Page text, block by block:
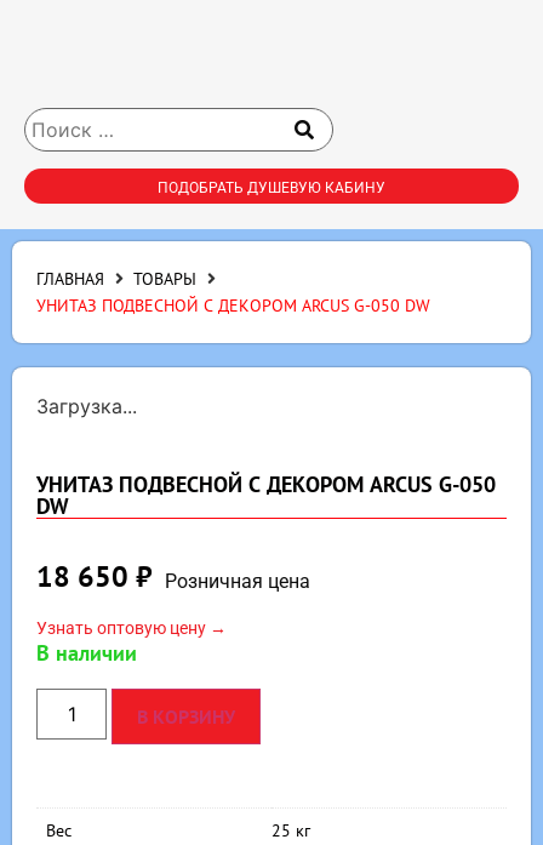
ПОДОБРАТЬ ДУШЕВУЮ КАБИНУ
ГЛАВНАЯ
ТОВАРЫ
УНИТАЗ ПОДВЕСНОЙ С ДЕКОРОМ ARCUS G-050 DW
Загрузка...
УНИТАЗ ПОДВЕСНОЙ С ДЕКОРОМ ARCUS G-050
DW
18 650 ₽ Розничная цена
Узнать оптовую цену →
В наличии
В КОРЗИНУ
Вес 25 кг